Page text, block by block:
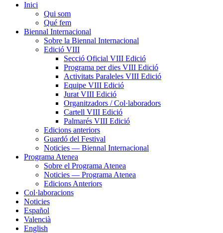
Inici
Qui som
Qué fem
Biennal Internacional
Sobre la Biennal Internacional
Edició VIII
Secció Oficial VIII Edició
Programa per dies VIII Edició
Activitats Paraleles VIII Edició
Equipe VIII Edició
Jurat VIII Edició
Organitzadors / Col·laboradors
Cartell VIII Edició
Palmarés VIII Edició
Edicions anteriors
Guardó del Festival
Noticies — Biennal Internacional
Programa Atenea
Sobre el Programa Atenea
Noticies — Programa Atenea
Edicions Anteriors
Col·laboracions
Noticies
Español
Valencià
English